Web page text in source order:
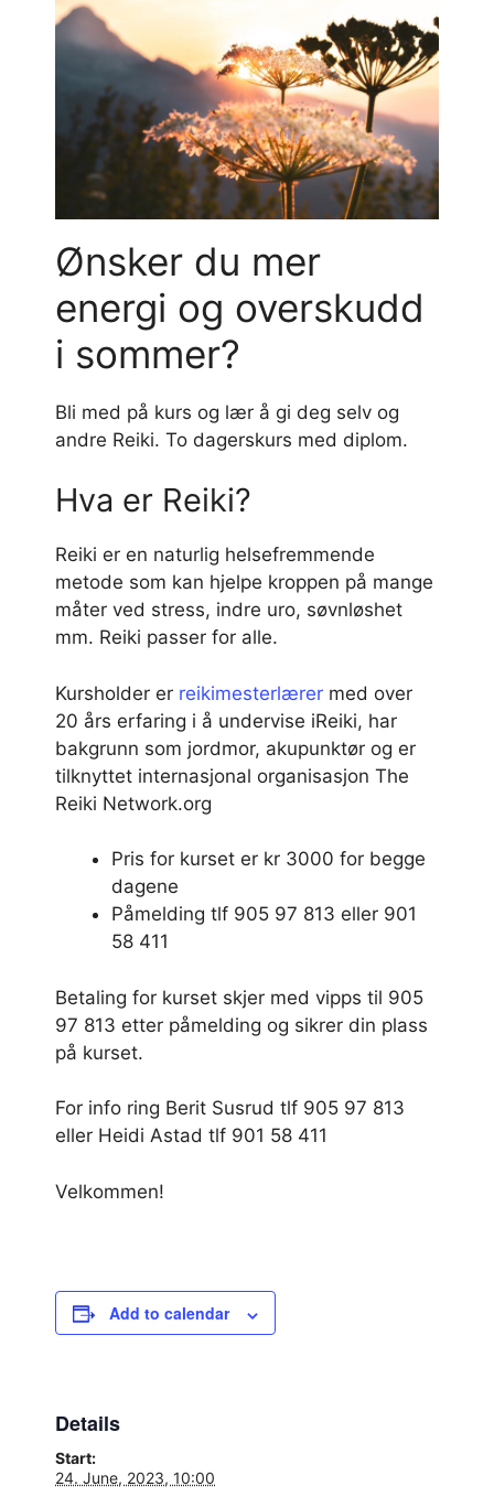
Ønsker du mer
energi og overskudd
i sommer?
Bli med på kurs og lær å gi deg selv og
andre Reiki. To dagerskurs med diplom.
Hva er Reiki?
Reiki er en naturlig helsefremmende
metode som kan hjelpe kroppen på mange
måter ved stress, indre uro, søvnløshet
mm. Reiki passer for alle.
Kursholder er reikimesterlærer med over
20 års erfaring i å undervise iReiki, har
bakgrunn som jordmor, akupunktør og er
tilknyttet internasjonal organisasjon The
Reiki Network.org
Pris for kurset er kr 3000 for begge
dagene
Påmelding tlf 905 97 813 eller 901
58 411
Betaling for kurset skjer med vipps til 905
97 813 etter påmelding og sikrer din plass
på kurset.
For info ring Berit Susrud tlf 905 97 813
eller Heidi Astad tlf 901 58 411
Velkommen!
Add to calendar
Details
Start:
24. June, 2023, 10:00